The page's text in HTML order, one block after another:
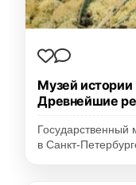
Музей истории
Древнейшие
Государственный
в Санкт-